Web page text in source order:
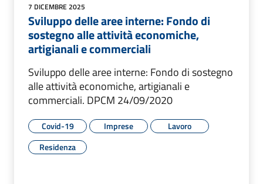
7 DICEMBRE 2025
Sviluppo delle aree interne: Fondo di
sostegno alle attività economiche,
artigianali e commerciali
Sviluppo delle aree interne: Fondo di sostegno
alle attività economiche, artigianali e
commerciali. DPCM 24/09/2020
Covid-19 Imprese
Lavoro
Residenza